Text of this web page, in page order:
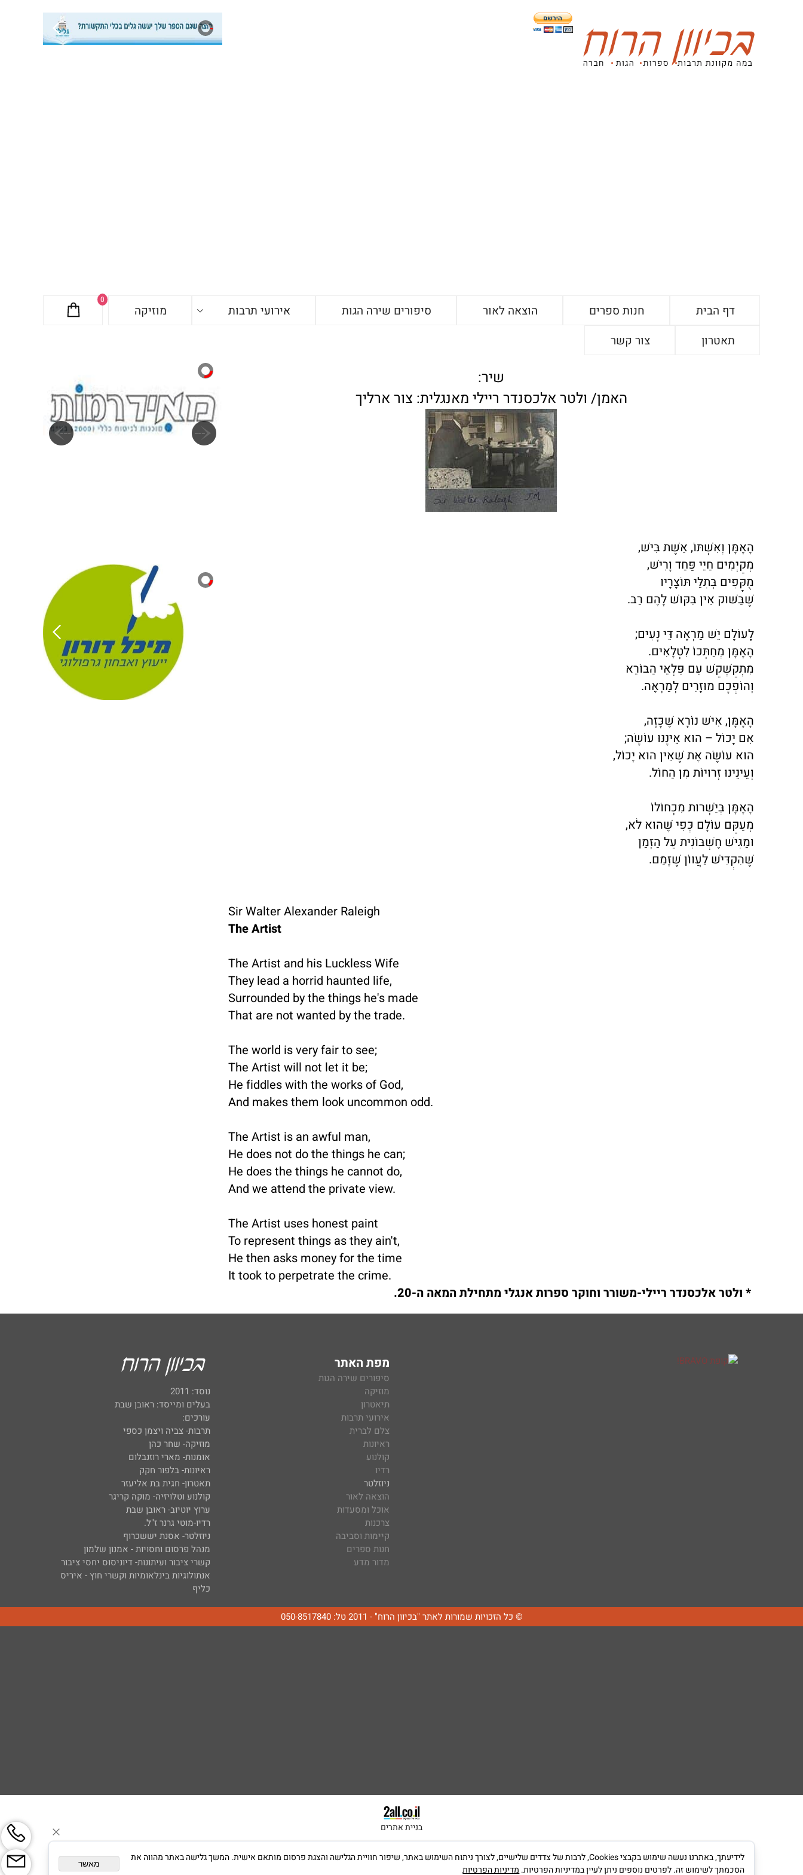
0
דף הבית חנות ספרים הוצאה לאור סיפורים שירה הגות אירועי תרבות
מוזיקה
תאטרון
צור קשר
שיר:
האמן/ ולטר אלכסנדר ריילי מאנגלית: צור ארליך
הָאָמָּן וְאִשְׁתּוֹ, אֵשֶׁת בִּישׁ,
מְקַיְּמִים חַיֵּי פַּחַד וָרִישׁ,
מֻקָּפִים בְּתִלֵּי תּוֹצָרָיו
שֶׁבַּשּׁוּק אֵין בִּקּוּשׁ לָהֶם רַב.
לָעוֹלָם יֵשׁ מַרְאֶה דֵּי נָעִים;
הָאָמָּן מְחַתְּכוֹ לִטְלָאִים.
מִתְקַשְׁקֵשׁ עִם פִּלְאֵי הַבּוֹרֵא
וְהוֹפְכָם מוּזָרִים לְמַרְאֶה.
הָאָמָּן, אִישׁ נוֹרָא שֶׁכָּזֶה,
אִם יָכוֹל – הוּא אֵינֶנּוּ עוֹשֶׂה;
הוּא עוֹשֶׂה אֶת שֶׁאֵין הוּא יָכוֹל,
וְעֵינֵינוּ זְרוּיוֹת מִן הַחוֹל.
הָאָמָּן בְּיַשְׁרוּת מִכְחוֹלוֹ
מְעַקֵּם עוֹלָם כְּפִי שֶׁהוּא לֹא,
וּמַגִּישׁ חֶשְׁבּוֹנִית עַל הַזְּמַן
שֶׁהִקְדִּישׁ לַעֲווֹן שֶׁזָּמַם.
Sir Walter Alexander Raleigh
The Artist
The Artist and his Luckless Wife
They lead a horrid haunted life,
Surrounded by the things he's made
That are not wanted by the trade.
The world is very fair to see;
The Artist will not let it be;
He fiddles with the works of God,
And makes them look uncommon odd.
The Artist is an awful man,
He does not do the things he can;
He does the things he cannot do,
And we attend the private view.
The Artist uses honest paint
To represent things as they ain't,
He then asks money for the time
It took to perpetrate the crime.
* ולטר אלכסנדר ריילי-משורר וחוקר ספרות אנגלי מתחילת המאה ה-20.
מפת האתר
סיפורים שירה הגות
מוזיקה
תיאטרון
אירועי תרבות
צלם לברית
ראיונות
קולנוע
רדיו
ניוזלטר
הוצאה לאור
אוכל ומסעדות
צרכנות
קיימות וסביבה
חנות ספרים
מדור מדע
נוסד: 2011
בעלים ומייסד: ראובן שבת
עורכים:
תרבות- צביה ויצמן כספי
מוזיקה- שחר כהן
אומנות- מארי רוזנבלום
ראיונות- בלפור חקק
תאטרון- חגית בת אליעזר
קולנוע וטלויזיה- מוקה קריגר
ערוץ יוטיוב- ראובן שבת
רדיו-מוטי גרנר ז"ל.
ניוזלטר- אסנת יששכרוף
מנהל פרסום וחסויות - אמנון שלמון
קשרי ציבור ועיתונות- דיוניסוס יחסי ציבור
אנתולוגיות בינלאומיות וקשרי חוץ - איריס
כליף
© כל הזכויות שמורות לאתר "בכיוון הרוח" - 2011 טל: 050-8517840
בניית אתרים
לידיעתך, באתרנו נעשה שימוש בקבצי Cookies, לרבות של צדדים שלישיים, לצורך ניתוח השימוש באתר, שיפור חוויית הגלישה והצגת פרסום מותאם אישית. המשך גלישה באתר מהווה את
הסכמתך לשימוש זה. לפרטים נוספים ניתן לעיין במדיניות הפרטיות. מדיניות הפרטיות מאשר